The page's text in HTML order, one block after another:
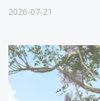
2026-07-21